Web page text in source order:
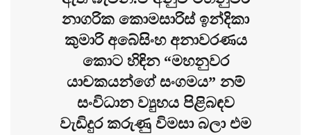
නාගරික කොමසාරිස් ඉන්දිකා
කුමාරි අබේසිංහ අනාවරණය
කොට හිඳින “මහනුවර
යාචකයන්ගේ සංගමය” නම්
සංවිධාන ව්‍යුහය පිළිබඳව
වැඩිදුර කරුණු විමසා බලා එම